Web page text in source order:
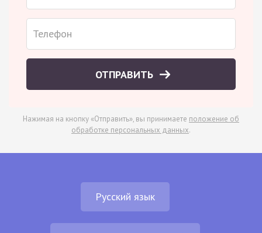
ОТПРАВИТЬ
Нажимая на кнопку «Отправить», вы принимаете положение об
обработке персональных данных.
Русский язык